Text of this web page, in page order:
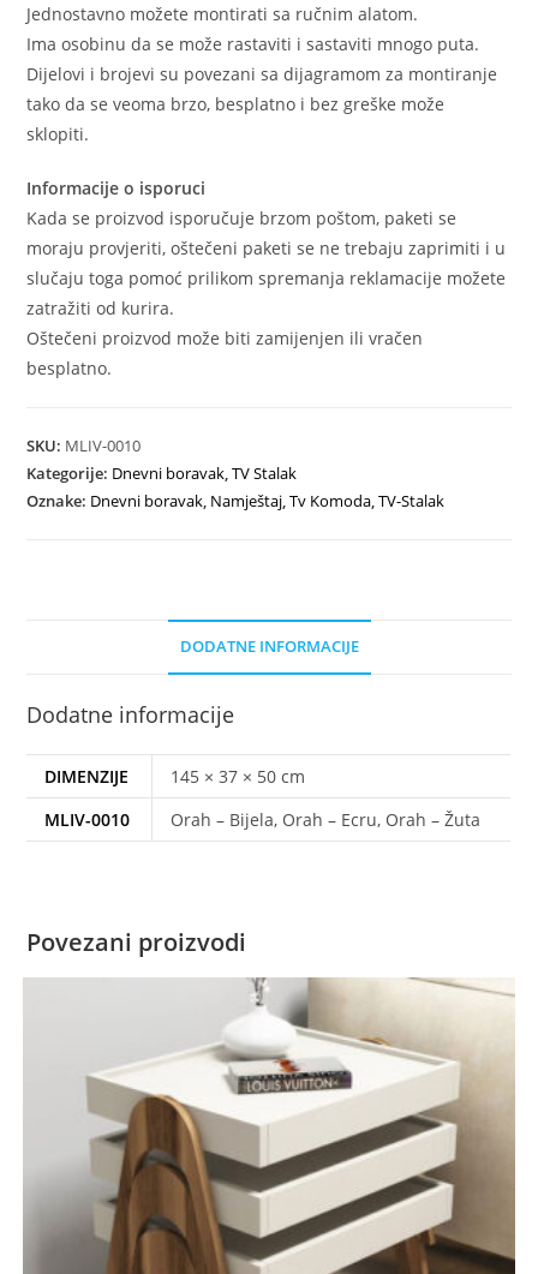
Jednostavno možete montirati sa ručnim alatom.
Ima osobinu da se može rastaviti i sastaviti mnogo puta.
Dijelovi i brojevi su povezani sa dijagramom za montiranje
tako da se veoma brzo, besplatno i bez greške može
sklopiti.
Informacije o isporuci
Kada se proizvod isporučuje brzom poštom, paketi se
moraju provjeriti, oštečeni paketi se ne trebaju zaprimiti i u
slučaju toga pomoć prilikom spremanja reklamacije možete
zatražiti od kurira.
Oštečeni proizvod može biti zamijenjen ili vračen
besplatno.
SKU: MLIV-0010
Kategorije: Dnevni boravak ,TV Stalak
Oznake: Dnevni boravak Namještaj ,Tv Komoda ,TV-Stalak
DODATNE INFORMACIJE
Dodatne informacije
DIMENZIJE
145 × 37 × 50 cm
MLIV-0010
Orah – Bijela, Orah – Ecru, Orah – Žuta
Povezani proizvodi